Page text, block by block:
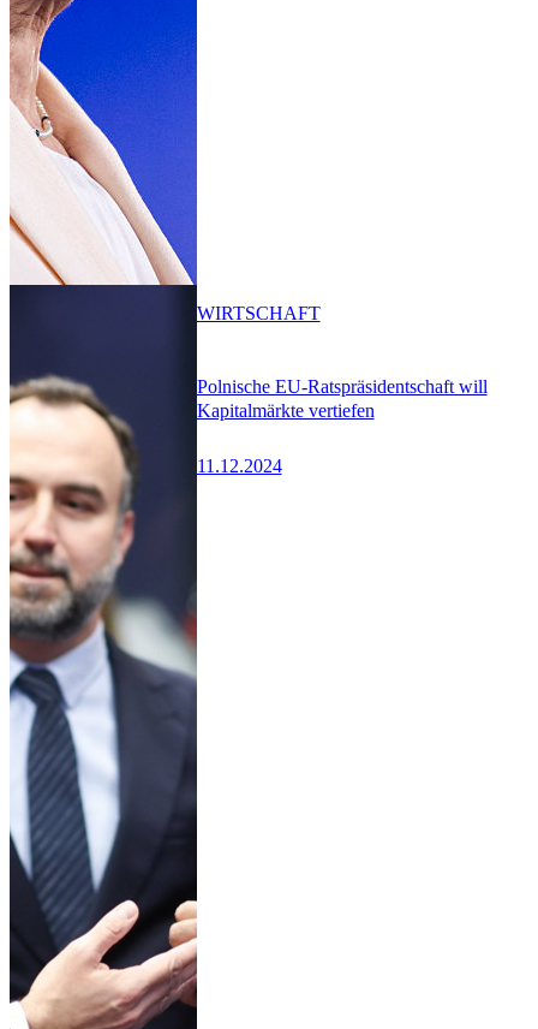
Polnische EU-Ratspräsidentschaft will
Kapitalmärkte vertiefen
11.12.2024
WIRTSCHAFT